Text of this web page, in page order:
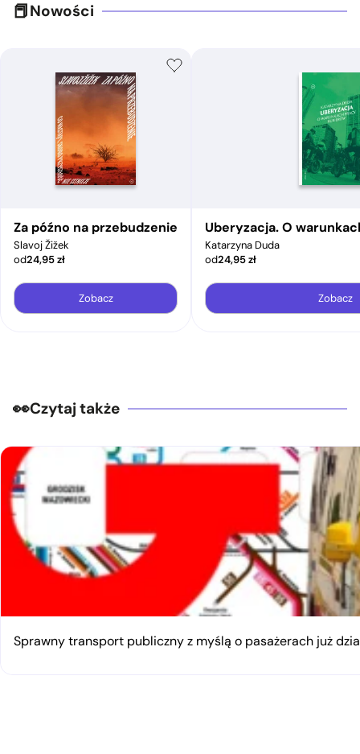
Nowości
Za późno na przebudzenie
Slavoj Žižek
od24,95zł
Zobacz
Uberyzacja. O
Katarzyna Duda
od24,95zł
Zobacz
Czytaj także
Sprawny transport publiczny z myślą o pasażerach już